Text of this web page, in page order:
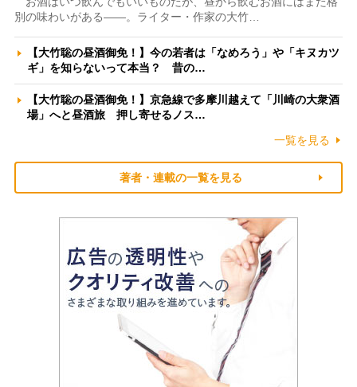
別の味わいがある――。ライター・作家の大竹…
【大竹聡の昼酒御免！】今の若者は「なめろう」や「キヌカツ
ギ」を知らないって本当？ 昔の…
【大竹聡の昼酒御免！】京急線で多摩川越えて「川崎の大衆酒
場」へと昼酒旅 押し寄せるノス…
一覧を見る
著者・連載の一覧を見る